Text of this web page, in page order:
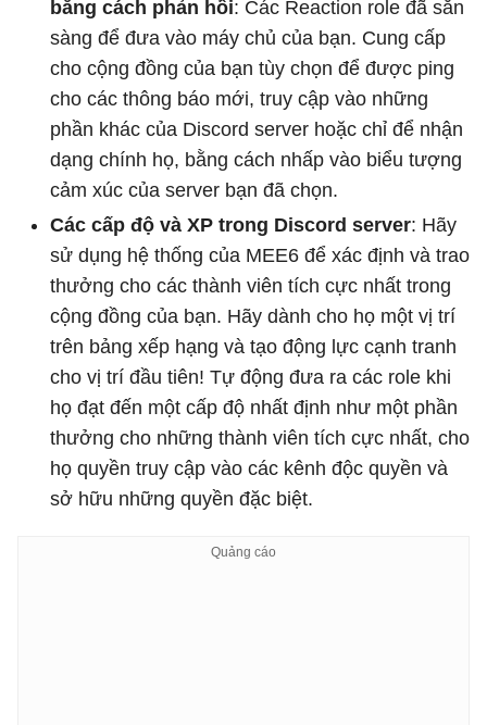
bằng cách phản hồi: Các Reaction role đã sẵn
sàng để đưa vào máy chủ của bạn. Cung cấp
cho cộng đồng của bạn tùy chọn để được ping
cho các thông báo mới, truy cập vào những
phần khác của Discord server hoặc chỉ để nhận
dạng chính họ, bằng cách nhấp vào biểu tượng
cảm xúc của server bạn đã chọn.
Các cấp độ và XP trong Discord server: Hãy
sử dụng hệ thống của MEE6 để xác định và trao
thưởng cho các thành viên tích cực nhất trong
cộng đồng của bạn. Hãy dành cho họ một vị trí
trên bảng xếp hạng và tạo động lực cạnh tranh
cho vị trí đầu tiên! Tự động đưa ra các role khi
họ đạt đến một cấp độ nhất định như một phần
thưởng cho những thành viên tích cực nhất, cho
họ quyền truy cập vào các kênh độc quyền và
sở hữu những quyền đặc biệt.